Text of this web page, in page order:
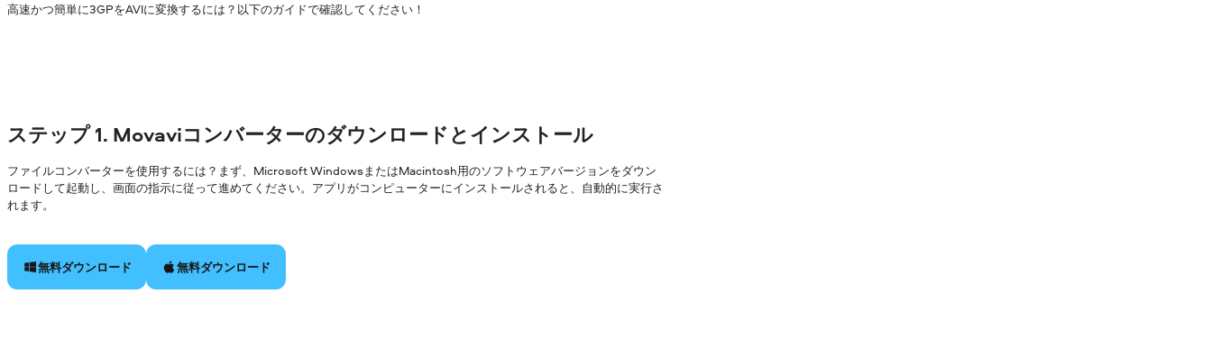
高速かつ簡単に3GPをAVIに変換するには？以下のガイドで確認してください！
ステップ 1. Movaviコンバーターのダウンロードとインストール
ファイルコンバーターを使用するには？まず、Microsoft WindowsまたはMacintosh用のソフトウェアバージョンをダウン
ロードして起動し、画面の指示に従って進めてください。アプリがコンピューターにインストールされると、自動的に実行さ
れます。
無料ダウンロード 無料ダウンロード